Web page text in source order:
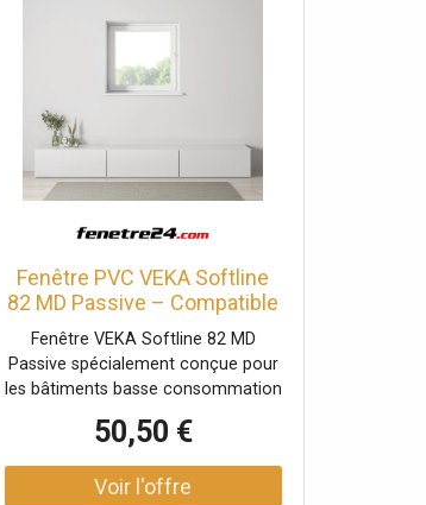
Fenêtre PVC VEKA Softline
82 MD Passive – Compatible
maison passive
Fenêtre VEKA Softline 82 MD
Passive spécialement conçue pour
les bâtiments basse consommation
thermique maximale.
50,50 €